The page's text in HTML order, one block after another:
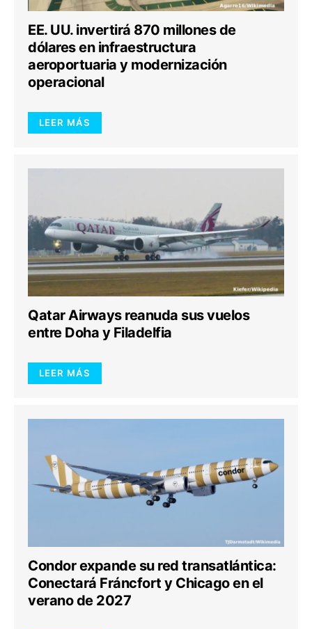
EE. UU. invertirá 870 millones de
dólares en infraestructura
aeroportuaria y modernización
operacional
LEER MÁS
Qatar Airways reanuda sus vuelos
entre Doha y Filadelfia
LEER MÁS
Condor expande su red transatlántica:
Conectará Fráncfort y Chicago en el
verano de 2027